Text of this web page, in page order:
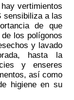
vertimientos
sensibiliza a las
de que
los polígonos
y lavado
hasta la
y enseres
así como
higiene en su